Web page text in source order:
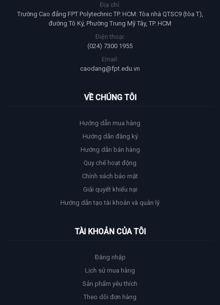
Địa chỉ:
Trường Cao đẳng FPT Polytechnic TP. HCM: Tòa nhà QTSC9 (tòa T),
đường Tô Ký, Phường Trung Mỹ Tây, TP. HCM
Điện thoại:
(024) 7300 1955
Email:
caodang@fpt.edu.vn
VỀ CHÚNG TÔI
Hướng dẫn mua hàng
Hướng dẫn đăng ký
Hướng dẫn bán hàng
Quy chế hoạt động
Chính sách bảo mật
Giải quyết khiếu nại
Hướng dẫn tạo tài khoản và quản lý
TÀI KHOẢN CỦA TÔI
Đăng nhập
Lịch sử mua hàng
Sản phẩm yêu thích
Theo dõi đơn hàng